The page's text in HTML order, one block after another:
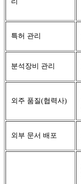
특허 관리
분석장비 관리
외주 품질(협력사)
외부 문서 배포